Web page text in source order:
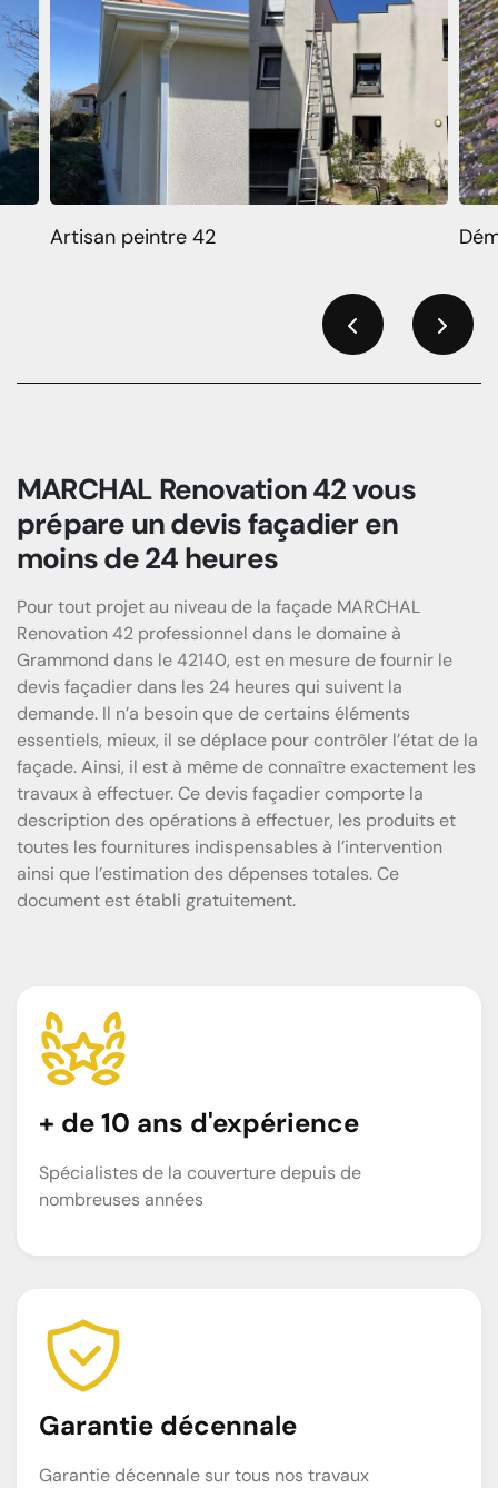
Artisan peintre 42
MARCHAL Renovation 42 vous
prépare un devis façadier en
moins de 24 heures
Pour tout projet au niveau de la façade MARCHAL
Renovation 42 professionnel dans le domaine à
Grammond dans le 42140, est en mesure de fournir le
devis façadier dans les 24 heures qui suivent la
demande. Il n’a besoin que de certains éléments
essentiels, mieux, il se déplace pour contrôler l’état de la
façade. Ainsi, il est à même de connaître exactement les
travaux à effectuer. Ce devis façadier comporte la
description des opérations à effectuer, les produits et
toutes les fournitures indispensables à l’intervention
ainsi que l’estimation des dépenses totales. Ce
document est établi gratuitement.
+ de 10 ans d'expérience
Spécialistes de la couverture depuis de
nombreuses années
Garantie décennale
Garantie décennale sur tous nos travaux